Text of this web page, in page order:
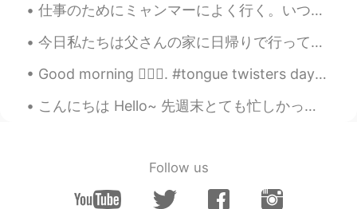
仕事のためにミャンマーによく行く。いつも綺麗で、楽しくて、面白い！🛕🏙️ 去年、沖縄からブラジルの踊る人を会った！👯💃 普通に同僚と行く。私たちは10年間よりに一緒に働いてる！💕 彼は写真を...
今日私たちは父さんの家に日帰りで行って帰った Today we went to my dads house on a day trip 父さんと良く会話したり、父さんからこの凄く古いダッチオー...
Good morning 🙋🏾‍♀️. #tongue twisters day 2 I wish to wish the wish you wish to wish, but if y...
こんにちは Hello~ 先週末とても忙しかったのであまりハロートークのためやる気がなかったので、すみません(笑) Last weekend was very busy so so I did...
Follow us